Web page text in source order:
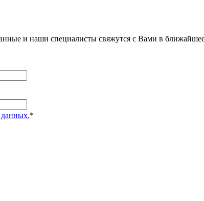
и наши специалисты свяжутся с Вами в
данных.*
на частибез